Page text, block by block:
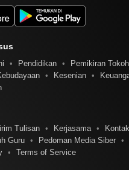
Pendidikan Pemikiran Tokoh
Kesenian
Tulisan Kerjasama
Kontak
Guru
Pedoman Media Siber
Terms of Service